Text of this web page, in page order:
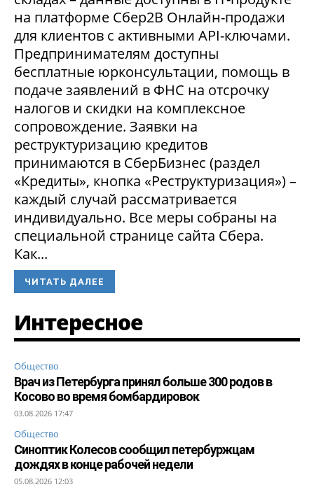
на платформе Сбер2В Онлайн-продажи
для клиентов с активными API-ключами.
Предпринимателям доступны
бесплатные юрконсультации, помощь в
подаче заявлений в ФНС на отсрочку
налогов и скидки на комплексное
сопровождение. Заявки на
реструктуризацию кредитов
принимаются в СберБизнес (раздел
«Кредиты», кнопка «Реструктуризация») –
каждый случай рассматривается
индивидуально. Все меры собраны на
специальной странице сайта Сбера.
Как...
ЧИТАТЬ ДАЛЕЕ
Интересное
Общество
Врач из Петербурга принял больше 300 родов в
Косово во время бомбардировок
03.08.2026 17:47
Общество
Синоптик Колесов сообщил петербуржцам
дождях в конце рабочей недели
05.08.2026 12:03